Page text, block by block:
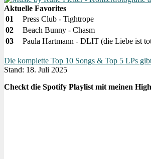
Aktuelle Favorites
01
Press Club - Tightrope
02
Beach Bunny - Chasm
03
Paula Hartmann - DLIT (die Liebe ist
Die komplette Top 10 Songs & Top 5 LPs
Stand: 18. Juli 2025
Checkt die Spotify Playlist mit meinen